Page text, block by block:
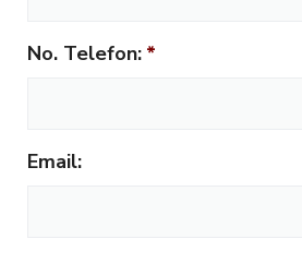
No. Telefon: *
Email: